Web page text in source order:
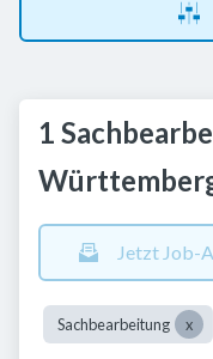
1
Jetzt Job-
Sachbearbeitung